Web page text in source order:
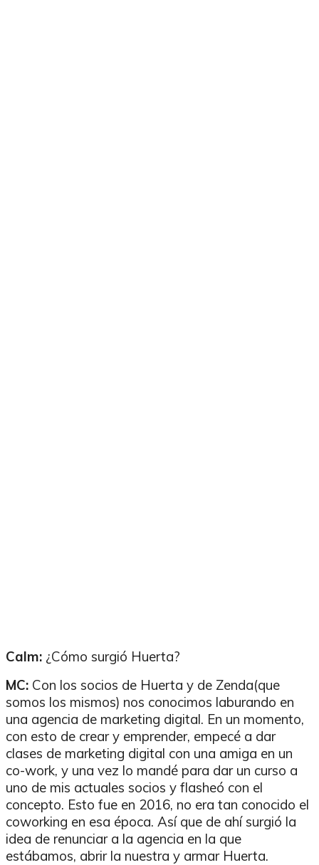
Calm: ¿Cómo surgió Huerta?
MC: Con los socios de Huerta y de Zenda(que
somos los mismos) nos conocimos laburando en
una agencia de marketing digital. En un momento,
con esto de crear y emprender, empecé a dar
clases de marketing digital con una amiga en un
co-work, y una vez lo mandé para dar un curso a
uno de mis actuales socios y flasheó con el
concepto. Esto fue en 2016, no era tan conocido el
coworking en esa época. Así que de ahí surgió la
idea de renunciar a la agencia en la que
estábamos, abrir la nuestra y armar Huerta.